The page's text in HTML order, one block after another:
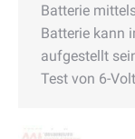
Batterie
Batterie kann
aufgestellt
Test von 6-